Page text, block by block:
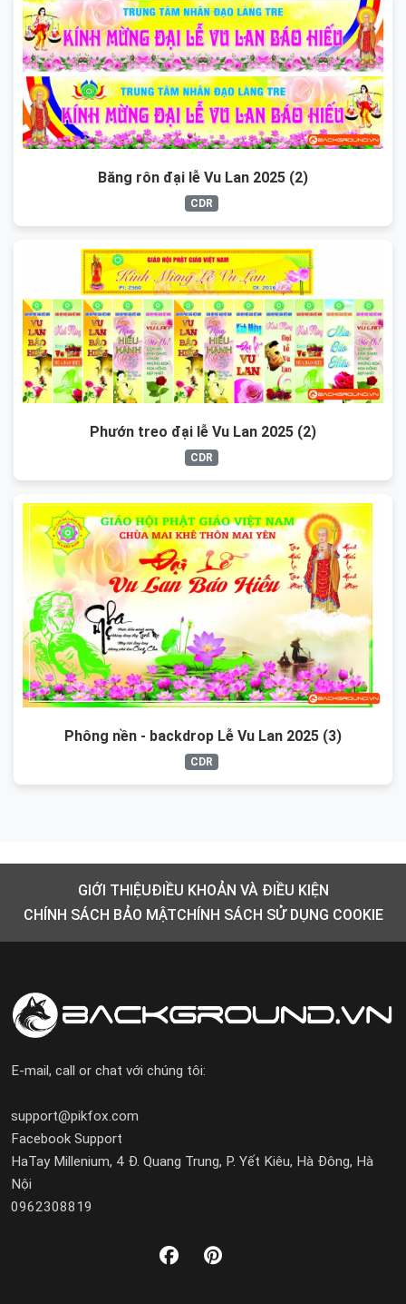
Băng rôn đại lễ Vu Lan 2025 (2)
CDR
Phướn treo đại lễ Vu Lan 2025 (2)
CDR
Phông nền - backdrop Lễ Vu Lan 2025 (3)
CDR
GIỚI THIỆUĐIỀU KHOẢN VÀ ĐIỀU KIỆN
CHÍNH SÁCH BẢO MẬTCHÍNH SÁCH SỬ DỤNG COOKIE
E-mail, call or chat với chúng tôi:
support@pikfox.com
Facebook Support
HaTay Millenium, 4 Đ. Quang Trung, P. Yết Kiêu, Hà Đông, Hà
Nội
0962308819